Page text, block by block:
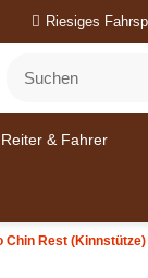
Riesiges
Reiter & Fahrer
Chin Rest (Kinnstütze)